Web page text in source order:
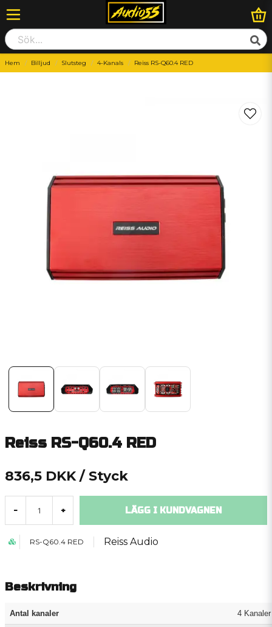
Hem Billjud Slutsteg 4-Kanals Reiss RS-Q60.4 RED
Reiss RS-Q60.4 RED
836,5 DKK / Styck
- + LÄGG I KUNDVAGNEN
RS-Q60.4 RED Reiss Audio
Beskrivning
Antal kanaler 4 Kanaler